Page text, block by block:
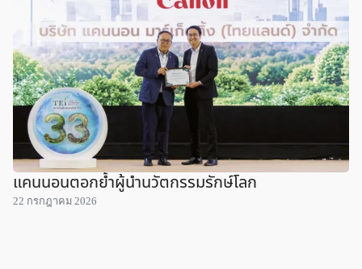
แคนนอนตอกย้ำผู้นำนวัตกรรมรักษ์โลก
22 กรกฎาคม 2026